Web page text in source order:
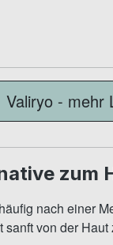
Valiryo - mehr
zum
nach einer
von der